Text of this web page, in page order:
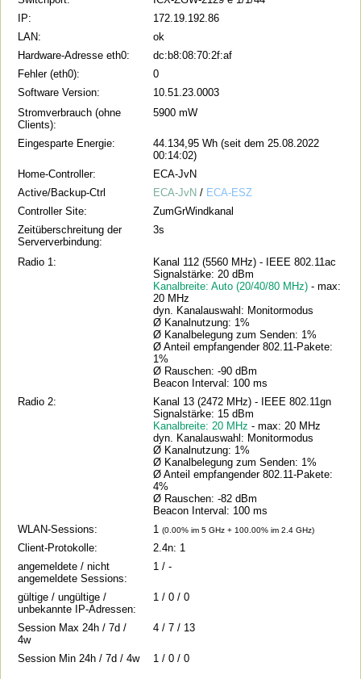
IP:
172.19.192.86
LAN:
ok
Hardware-Adresse eth0:
dc:b8:08:70:2f:af
Fehler (eth0):
0
Software Version:
10.51.23.0003
Stromverbrauch (ohne
Clients):
5900 mW
Eingesparte Energie:
44.134,95 Wh (seit dem 25.08.2022
00:14:02)
Home-Controller:
ECA-JvN
Active/Backup-Ctrl
ECA-JvN / ECA-ESZ
Controller Site:
ZumGrWindkanal
Zeitüberschreitung der
Serververbindung:
3s
Radio 1:
Kanal 112 (5560 MHz) - IEEE 802.11ac
Signalstärke: 20 dBm
Kanalbreite: Auto (20/40/80 MHz)- max:
20 MHz
dyn. Kanalauswahl: Monitormodus
Ø Kanalnutzung: 1%
Ø Kanalbelegung zum Senden: 1%
Ø Anteil empfangender 802.11-Pakete:
1%
Ø Rauschen: -90 dBm
Beacon Interval: 100 ms
Radio 2:
Kanal 13 (2472 MHz) - IEEE 802.11gn
Signalstärke: 15 dBm
Kanalbreite: 20 MHz- max: 20 MHz
dyn. Kanalauswahl: Monitormodus
Ø Kanalnutzung: 1%
Ø Kanalbelegung zum Senden: 1%
Ø Anteil empfangender 802.11-Pakete:
4%
Ø Rauschen: -82 dBm
Beacon Interval: 100 ms
WLAN-Sessions:
1(0.00% im 5 GHz + 100.00% im 2.4 GHz)
Client-Protokolle:
2.4n: 1
angemeldete / nicht
angemeldete Sessions:
1 / -
gültige / ungültige /
unbekannte IP-Adressen:
1 / 0 / 0
Session Max 24h / 7d /
4w
4 / 7 / 13
Session Min 24h / 7d / 4w 1 / 0 / 0